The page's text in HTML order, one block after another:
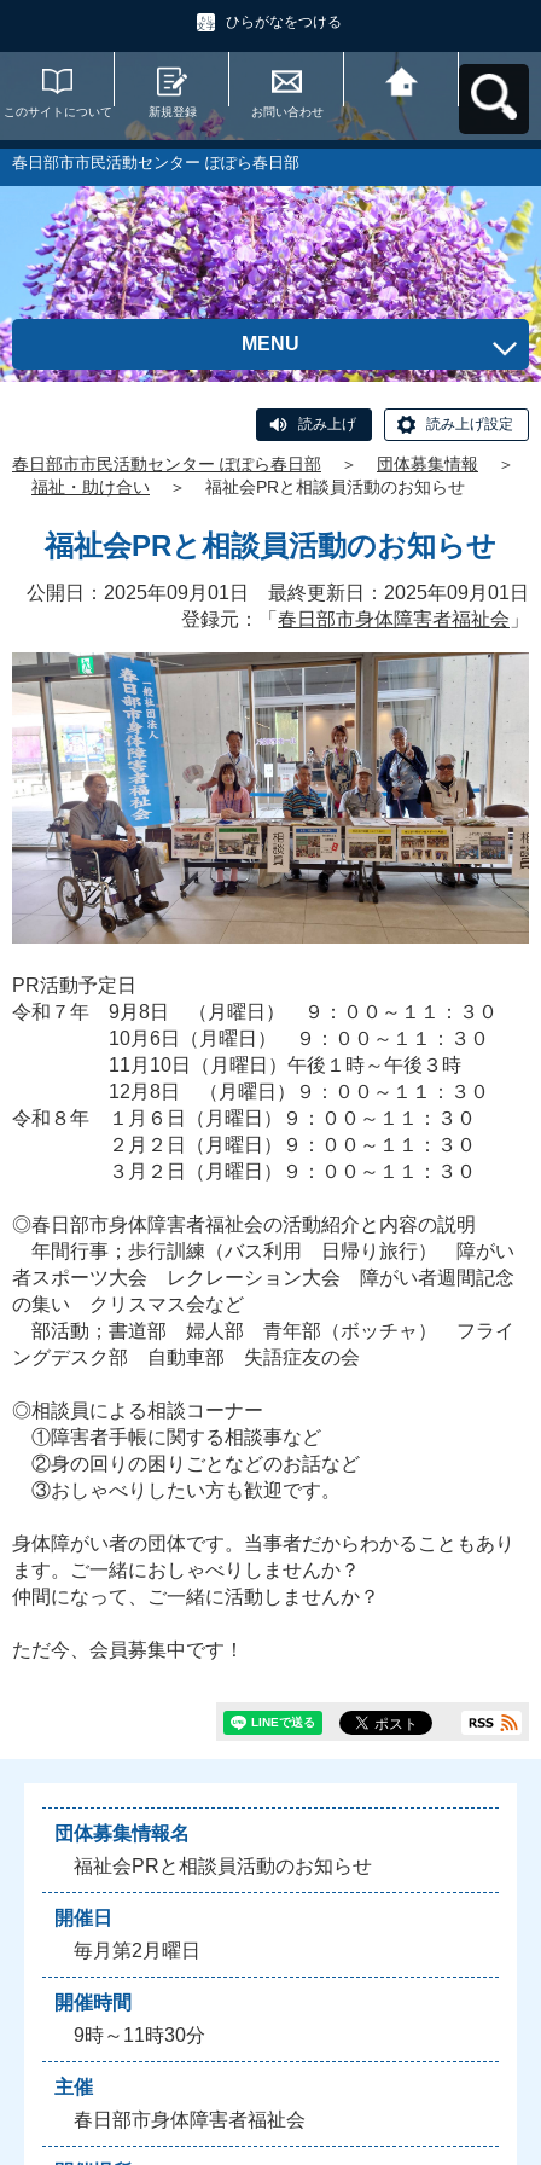
ひらがなをつける
このサイトについて 新規登録 お問い合わせ
春日部市市民活動セ
ンター ぽぽら春日部
へ戻る
春日部市市民活動センター ぽぽら春日部
MENU
読み上げ 読み上げ設定
春日部市市民活動センター ぽぽら春日部 ＞ 団体募集情報
＞
福祉・助け合い
＞ 福祉会PRと相談員活動のお知らせ
福祉会PRと相談員活動のお知らせ
公開日：2025年09月01日 最終更新日：2025年09月01日
登録元：「 春日部市身体障害者福祉会 」
PR活動予定日
令和７年 9月8日 （月曜日） ９：００～１１：３０
10月6日（月曜日） ９：００～１１：３０
11月10日（月曜日）午後１時～午後３時
12月8日 （月曜日）９：００～１１：３０
令和８年 １月６日（月曜日）９：００～１１：３０
２月２日（月曜日）９：００～１１：３０
３月２日（月曜日）９：００～１１：３０
◎春日部市身体障害者福祉会の活動紹介と内容の説明
年間行事；歩行訓練（バス利用 日帰り旅行） 障がい
者スポーツ大会 レクレーション大会 障がい者週間記念
の集い クリスマス会など
部活動；書道部 婦人部 青年部（ボッチャ） フライ
ングデスク部 自動車部 失語症友の会
◎相談員による相談コーナー
①障害者手帳に関する相談事など
②身の回りの困りごとなどのお話など
③おしゃべりしたい方も歓迎です。
身体障がい者の団体です。当事者だからわかることもあり
ます。ご一緒におしゃべりしませんか？
仲間になって、ご一緒に活動しませんか？
ただ今、会員募集中です！
団体募集情報名
福祉会PRと相談員活動のお知らせ
開催日
毎月第2月曜日
開催時間
9時～11時30分
主催
春日部市身体障害者福祉会